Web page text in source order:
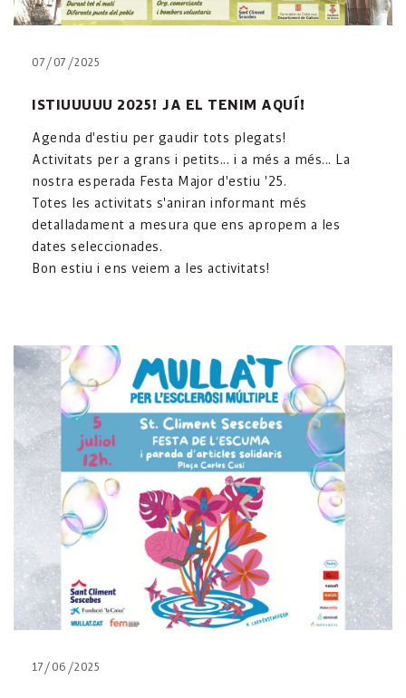
07/07/2025
ISTIUUUUU 2025! JA EL TENIM AQUÍ!
Agenda d'estiu per gaudir tots plegats!
Activitats per a grans i petits... i a més a més... La
nostra esperada Festa Major d'estiu '25.
Totes les activitats s'aniran informant més
detalladament a mesura que ens apropem a les
dates seleccionades.
Bon estiu i ens veiem a les activitats!
17/06/2025